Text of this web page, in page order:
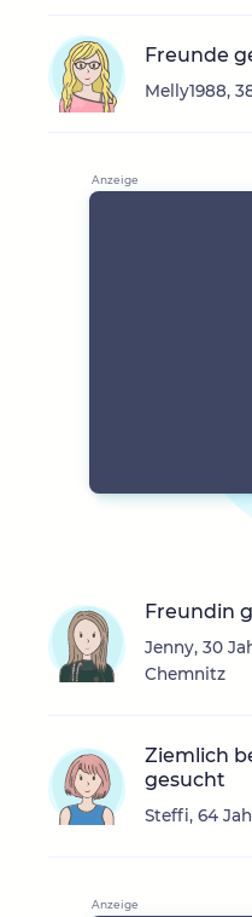
Freunde
Melly1988,
Freundin
Jenny, 30
Chemnitz
Ziemlich
gesucht
Steffi, 64